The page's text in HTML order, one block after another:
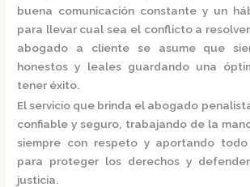
buena comunicación constante y un
para llevar cual sea el conflicto a
abogado a cliente se asume que
honestos y leales guardando una
tener éxito.
El servicio que brinda el abogado
confiable y seguro, trabajando de la
siempre con respeto y aportando
para proteger los derechos y
justicia.